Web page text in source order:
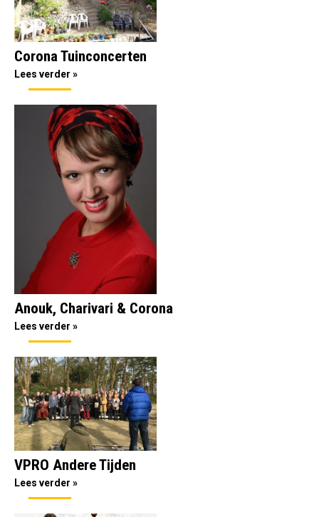
Corona Tuinconcerten
Lees verder »
Anouk, Charivari & Corona
Lees verder »
VPRO Andere Tijden
Lees verder »